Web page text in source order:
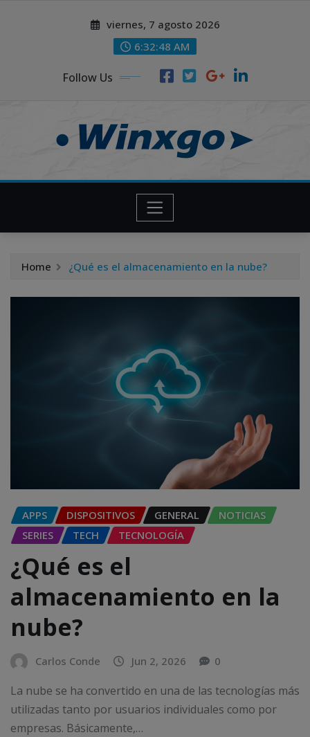
viernes, 7 agosto 2026
6:32:49 AM
Follow Us
Home ¿Qué es el almacenamiento en la nube?
APPS DISPOSITIVOS GENERAL
NOTICIAS
SERIES
TECH TECNOLOGÍA
¿Qué es el
almacenamiento en la
nube?
Carlos Conde Jun 2, 2026 0
La nube se ha convertido en una de las tecnologías más
utilizadas tanto por usuarios individuales como por
empresas. Básicamente,…